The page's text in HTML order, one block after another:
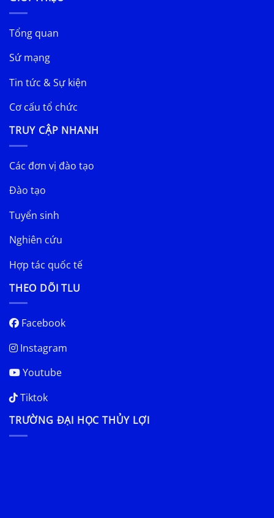
Tổng quan
Sứ mạng
Tin tức & Sự kiện
Cơ cấu tổ chức
TRUY CẬP NHANH
Các đơn vị đào tạo
Đào tạo
Tuyển sinh
Nghiên cứu
Hợp tác quốc tế
THEO DÕI TLU
Facebook
Instagram
Youtube
Tiktok
TRƯỜNG ĐẠI HỌC THỦY LỢI